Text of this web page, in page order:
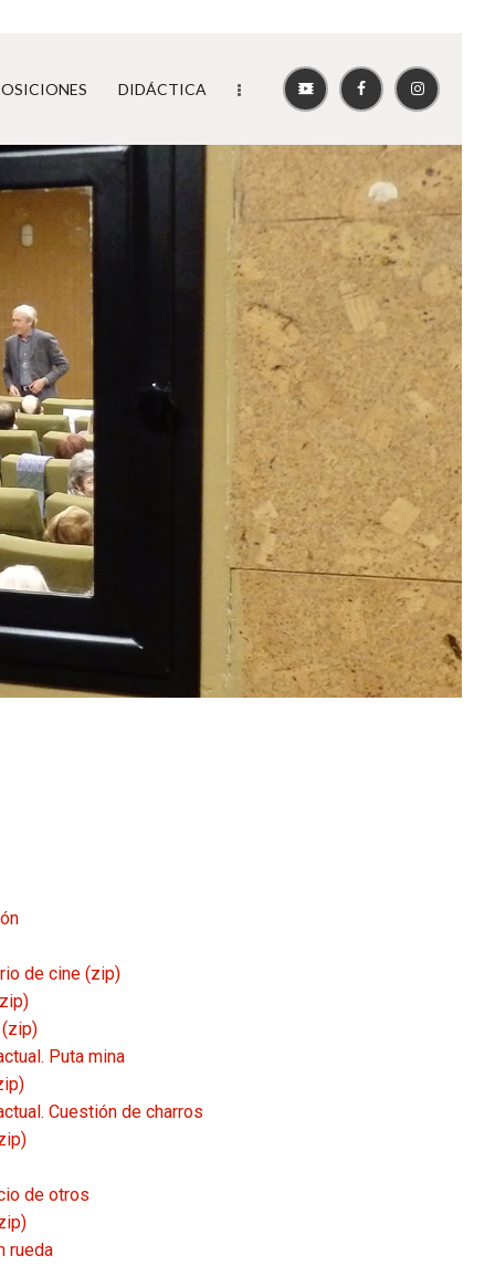
DIDÁCTICA
de cine (zip)
Puta mina
Cuestión de charros
de otros
rueda